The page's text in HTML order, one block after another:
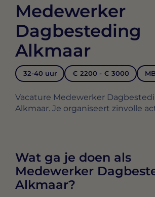
Medewerker
Dagbesteding
Alkmaar
32-40 uur € 2200 - € 3000
Vacature Medewerker
Alkmaar. Je organiseert zinvolle
Wat ga je doen als
Medewerker
Alkmaar?